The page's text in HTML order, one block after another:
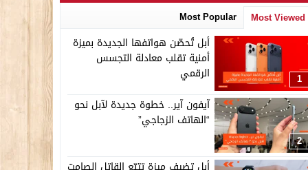
Most Viewed
Most Popular
1
أبل تُحصّن هواتفها الجديدة بميزة
أمنية تقلب معادلة التجسس
الرقمي
2
آيفون آير.. خطوة جديدة لآبل نحو
“الهاتف الزجاجي”